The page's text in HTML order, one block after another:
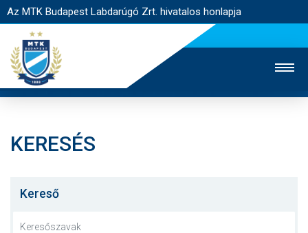
Az MTK Budapest Labdarúgó Zrt. hivatalos honlapja
JEGYÉRTÉKESÍTÉS
KERESÉS
Kereső